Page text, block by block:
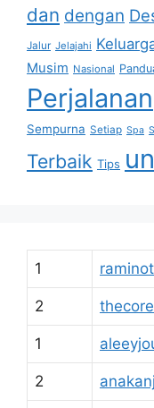
dan dengan
Jalur Jelajahi
Musim Nasional
Perjalanan
Sempurna Setiap Spa
Terbaik Tips
1
2
1
2